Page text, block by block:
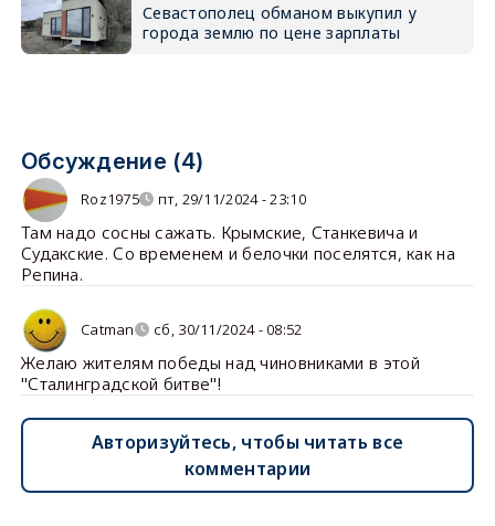
Севастополец обманом выкупил у
города землю по цене зарплаты
Обсуждение (4)
Roz1975 пт, 29/11/2024 - 23:10
Там надо сосны сажать. Крымские, Станкевича и
Судакские. Со временем и белочки поселятся, как на
Репина.
Catman сб, 30/11/2024 - 08:52
Желаю жителям победы над чиновниками в этой
"Сталинградской битве"!
Авторизуйтесь, чтобы читать все
комментарии